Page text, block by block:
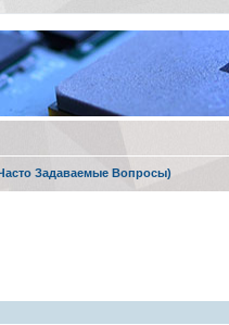
Задаваемые Вопросы)